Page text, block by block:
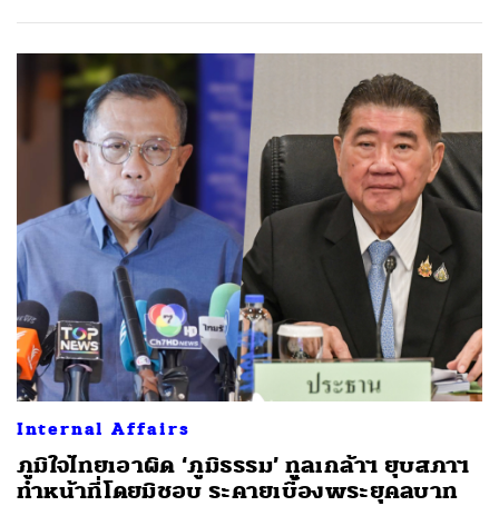
Internal Affairs
ภูมิใจไทยเอาผิด ‘ภูมิธรรม’ ทูลเกล้าฯ ยุบสภาฯ
ทำหน้าที่โดยมิชอบ ระคายเบื้องพระยุคลบาท